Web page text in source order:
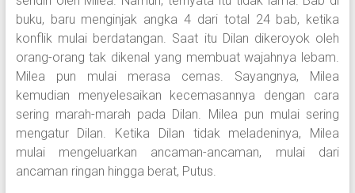
buku, baru menginjak angka 4 dari total 24 bab, ketika
konflik mulai berdatangan. Saat itu Dilan dikeroyok oleh
orang-orang tak dikenal yang membuat wajahnya lebam.
Milea pun mulai merasa cemas. Sayangnya, Milea
kemudian menyelesaikan kecemasannya dengan cara
sering marah-marah pada Dilan. Milea pun mulai sering
mengatur Dilan. Ketika Dilan tidak meladeninya, Milea
mulai mengeluarkan ancaman-ancaman, mulai dari
ancaman ringan hingga berat, Putus.